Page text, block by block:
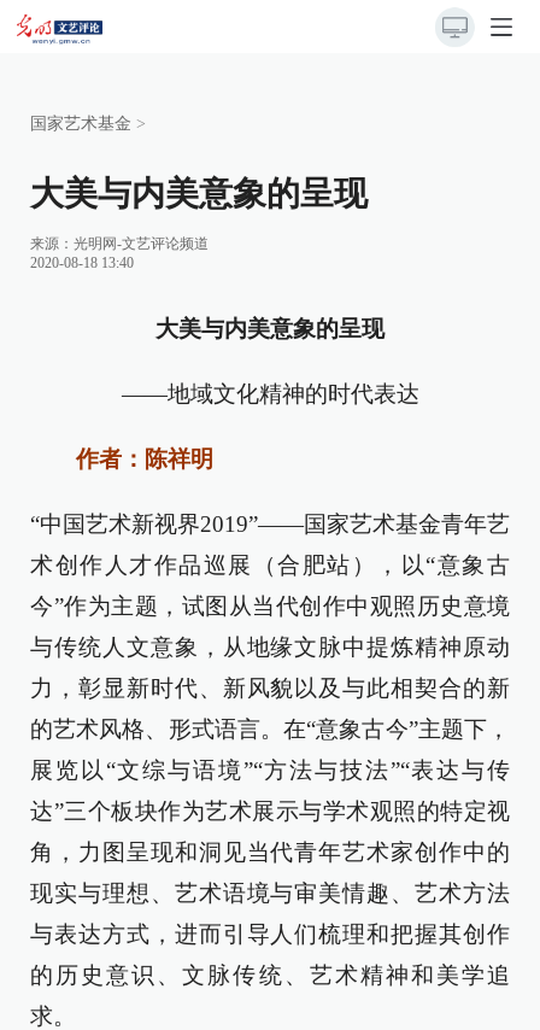
国家艺术基金 >
大美与内美意象的呈现
来源： 光明网-文艺评论频道
2020-08-18 13:40
大美与内美意象的呈现
——地域文化精神的时代表达
作者：陈祥明
“中国艺术新视界2019”——国家艺术基金青年艺
术创作人才作品巡展（合肥站），以“意象古
今”作为主题，试图从当代创作中观照历史意境
与传统人文意象，从地缘文脉中提炼精神原动
力，彰显新时代、新风貌以及与此相契合的新
的艺术风格、形式语言。在“意象古今”主题下，
展览以“文综与语境”“方法与技法”“表达与传
达”三个板块作为艺术展示与学术观照的特定视
角，力图呈现和洞见当代青年艺术家创作中的
现实与理想、艺术语境与审美情趣、艺术方法
与表达方式，进而引导人们梳理和把握其创作
的历史意识、文脉传统、艺术精神和美学追
求。